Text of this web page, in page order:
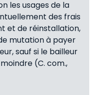
les usages de la
des frais
et de réinstallation,
mutation à payer
sauf si le bailleur
(C. com.,